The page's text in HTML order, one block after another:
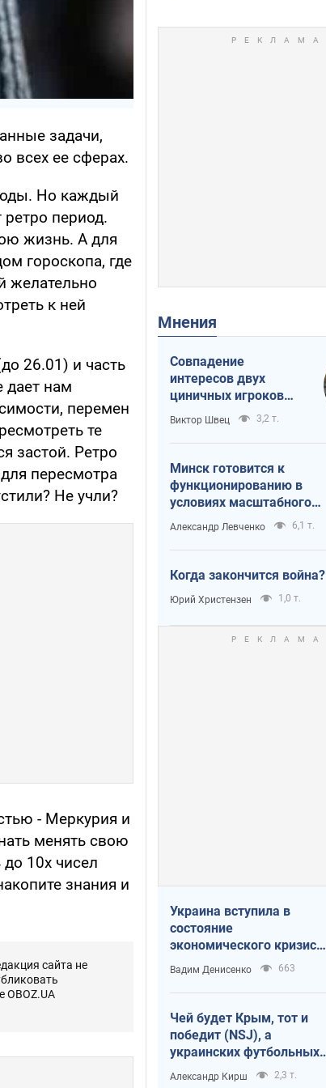
задачи,
всех ее сферах.
Но каждый
период.
жизнь. А для
гороскопа, где
желательно
к ней
26.01) и часть
дает нам
перемен
те
застой. Ретро
пересмотра
Не учли?
- Меркурия и
менять свою
до 10х чисел
знания и
сайта не
OBOZ.UA
Мнения
Совпадение
интересов двух
циничных игроков
или тайный план
Трампа и Путина?
Виктор Швец 3,2 т.
Минск готовится к
функционированию в
условиях масштабного
военного кризиса
Александр Левченко 6,1 т.
Когда закончится война?
Юрий Христензен 1,0 т.
Украина вступила в
состояние
экономического кризиса.
Есть ли свет в конце
туннеля?
Вадим Денисенко 663
Чей будет Крым, тот и
победит (NSJ), а
украинских футбольных
чиновников могут
Александр Кирш 2,3 т.